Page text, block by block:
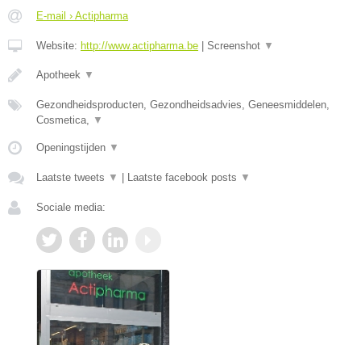
E-mail › Actipharma
Website: http://www.actipharma.be Screenshot ▼
Apotheek ▼
Gezondheidsproducten, Gezondheidsadvies, Geneesmiddelen,
Cosmetica, ▼
Openingstijden ▼
Laatste tweets ▼ Laatste facebook posts ▼
Sociale media: